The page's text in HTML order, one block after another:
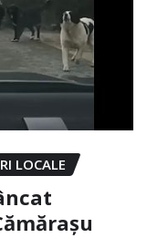
LOCALE